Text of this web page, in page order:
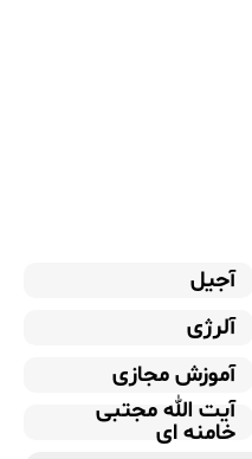
آجیل
آلرژی
آموزش مجازی
آیت الله مجتبی
خامنه ای